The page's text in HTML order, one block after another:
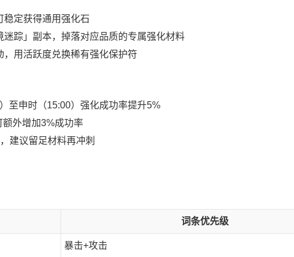
稳定获得通用强化石
踪」副本，掉落对应品质的专属强化材料
，用活跃度兑换稀有强化保护符
至申时（15:00）强化成功率提升5%
外增加3%成功率
建议留足材料再冲刺
词条优先级
暴击+攻击